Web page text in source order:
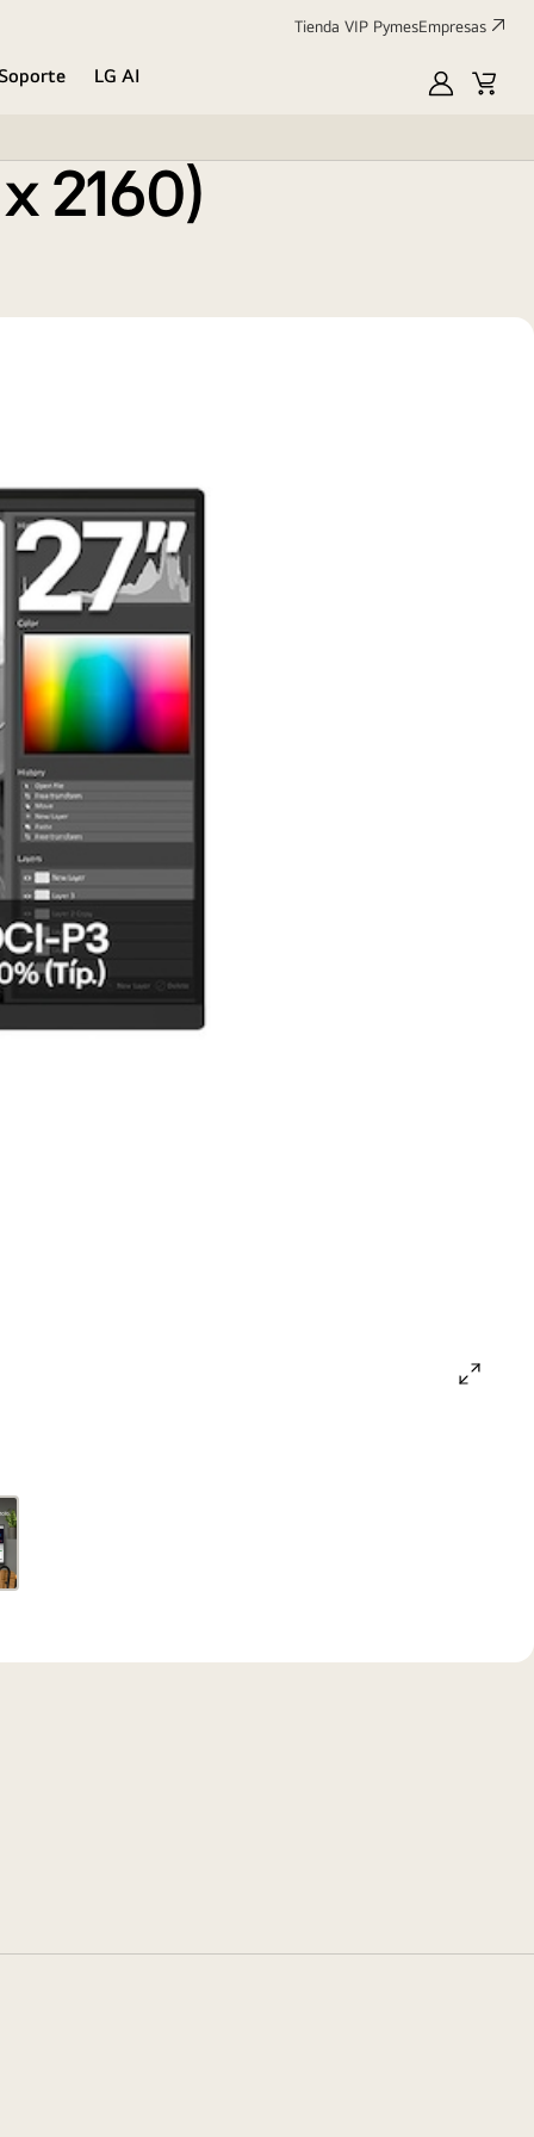
Tienda VIP PymesEmpresas
LG AI
MyLGCart
2160)